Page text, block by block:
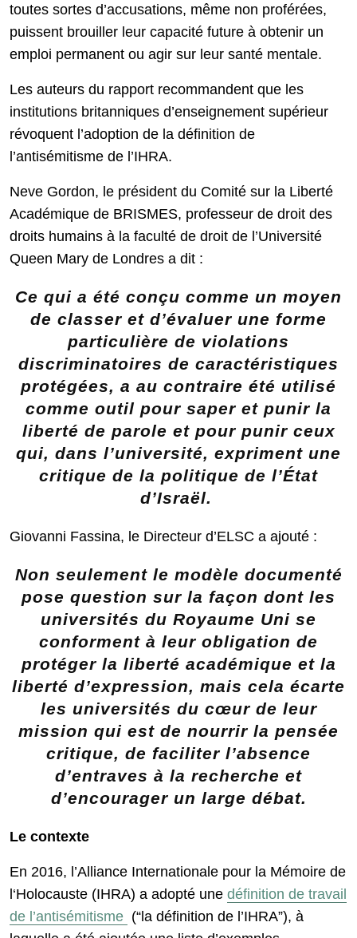
toutes sortes d’accusations, même non proférées,
puissent brouiller leur capacité future à obtenir un
emploi permanent ou agir sur leur santé mentale.
Les auteurs du rapport recommandent que les
institutions britanniques d’enseignement supérieur
révoquent l’adoption de la définition de
l’antisémitisme de l’IHRA.
Neve Gordon, le président du Comité sur la Liberté
Académique de BRISMES, professeur de droit des
droits humains à la faculté de droit de l’Université
Queen Mary de Londres a dit :
Ce qui a été conçu comme un moyen
de classer et d’évaluer une forme
particulière de violations
discriminatoires de caractéristiques
protégées, a au contraire été utilisé
comme outil pour saper et punir la
liberté de parole et pour punir ceux
qui, dans l’université, expriment une
critique de la politique de l’État
d’Israël.
Giovanni Fassina, le Directeur d’ELSC a ajouté :
Non seulement le modèle documenté
pose question sur la façon dont les
universités du Royaume Uni se
conforment à leur obligation de
protéger la liberté académique et la
liberté d’expression, mais cela écarte
les universités du cœur de leur
mission qui est de nourrir la pensée
critique, de faciliter l’absence
d’entraves à la recherche et
d’encourager un large débat.
Le contexte
En 2016, l’Alliance Internationale pour la Mémoire de
l‘Holocauste (IHRA) a adopté une définition de travail
de l’antisémitisme (“la définition de l’IHRA”), à